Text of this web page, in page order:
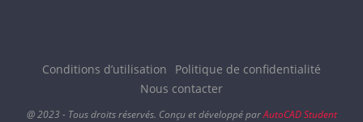
Conditions d’utilisation
Politique de confidentialité
Nous contacter
@ 2023 - Tous droits réservés. Conçu et développé parAutoCAD Student